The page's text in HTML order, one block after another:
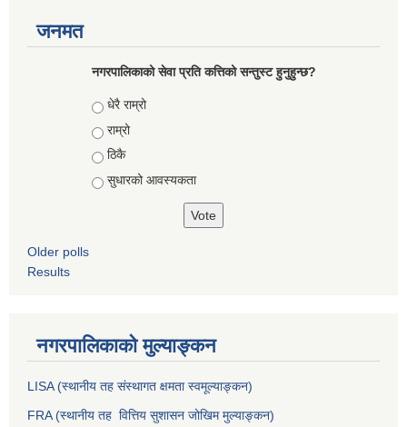
जनमत
नगरपालिकाको सेवा प्रति कत्तिको सन्तुस्ट हुनुहुन्छ?
Choices
धेरै राम्रो
राम्रो
ठिकै
सुधारको आवस्यकता
Older polls
Results
नगरपालिकाको मुल्याङ्कन
LISA (स्थानीय तह संस्थागत क्षमता स्वमूल्याङ्कन)
FRA (स्थानीय तह वित्तिय सुशासन जोखिम मुल्याङ्कन)